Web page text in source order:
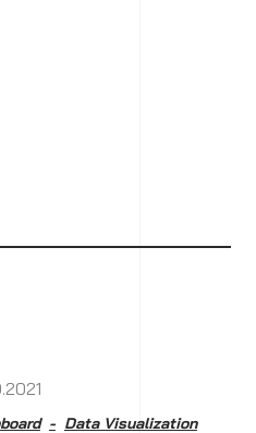
Data Visualization